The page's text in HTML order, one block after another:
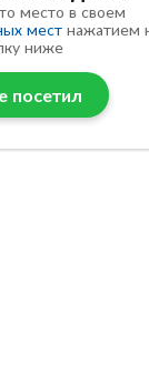
место в своем
местнажатием
ниже
посетил